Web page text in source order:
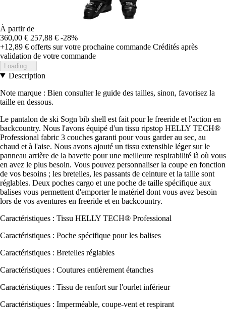
À partir de
360,00 € 257,88 € -28%
+12,89 € offerts sur votre prochaine commande Crédités après
validation de votre commande
Loading...
Description
Note marque : Bien consulter le guide des tailles, sinon, favorisez la
taille en dessous.
Le pantalon de ski Sogn bib shell est fait pour le freeride et l'action en
backcountry. Nous l'avons équipé d'un tissu ripstop HELLY TECH®
Professional fabric 3 couches garanti pour vous garder au sec, au
chaud et à l'aise. Nous avons ajouté un tissu extensible léger sur le
panneau arrière de la bavette pour une meilleure respirabilité là où vous
en avez le plus besoin. Vous pouvez personnaliser la coupe en fonction
de vos besoins ; les bretelles, les passants de ceinture et la taille sont
réglables. Deux poches cargo et une poche de taille spécifique aux
balises vous permettent d'emporter le matériel dont vous avez besoin
lors de vos aventures en freeride et en backcountry.
Caractéristiques : Tissu HELLY TECH® Professional
Caractéristiques : Poche spécifique pour les balises
Caractéristiques : Bretelles réglables
Caractéristiques : Coutures entièrement étanches
Caractéristiques : Tissu de renfort sur l'ourlet inférieur
Caractéristiques : Imperméable, coupe-vent et respirant